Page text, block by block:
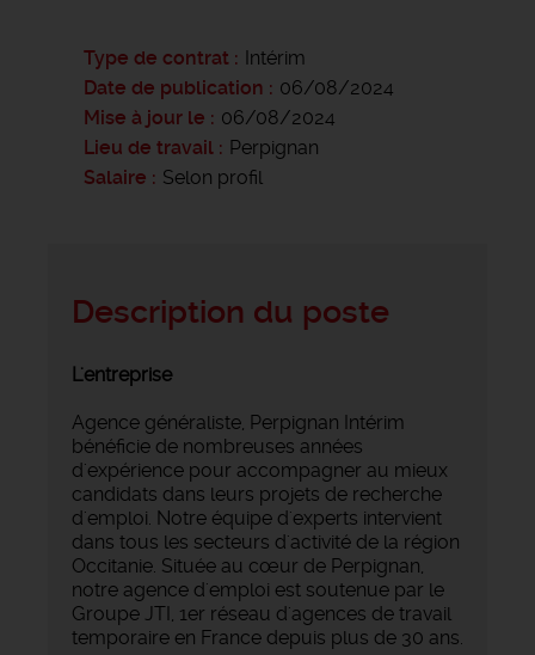
Type de contrat
Intérim
Date de publication
06/08/2024
Mise à jour le
06/08/2024
Lieu de travail
Perpignan
Salaire
Selon profil
Description du poste
L'entreprise
Agence généraliste, Perpignan Intérim
bénéficie de nombreuses années
d'expérience pour accompagner au mieux
candidats dans leurs projets de recherche
d'emploi. Notre équipe d'experts intervient
dans tous les secteurs d'activité de la région
Occitanie. Située au cœur de Perpignan,
notre agence d'emploi est soutenue par le
Groupe JTI, 1er réseau d'agences de travail
temporaire en France depuis plus de 30 ans.